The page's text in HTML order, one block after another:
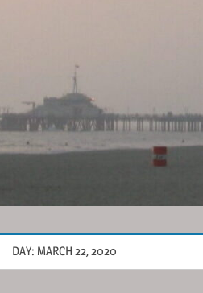
DAY: MARCH 22, 2020